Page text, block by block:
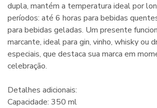
dupla, mantém a temperatura ideal por
períodos: até 6 horas para bebidas
para bebidas geladas. Um presente
marcante, ideal para gin, vinho, whisky ou
especiais, que destaca sua marca em
celebração.
Detalhes adicionais:
Capacidade: 350 ml